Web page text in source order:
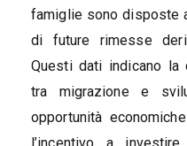
famiglie sono disposte
di future rimesse
Questi dati indicano la
tra migrazione e
opportunità